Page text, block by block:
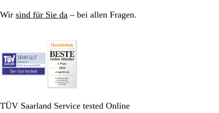
Wir sind für Sie da – bei allen Fragen.
TÜV Saarland Service tested Online